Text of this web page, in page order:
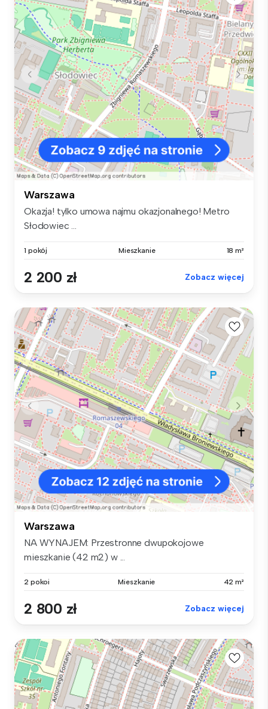
Warszawa
Okazja! tylko umowa najmu okazjonalnego! Metro
Słodowiec ...
1 pokój Mieszkanie 18 m²
2 200 zł Zobacz więcej
Warszawa
NA WYNAJEM: Przestronne dwupokojowe
mieszkanie (42 m2) w ...
2 pokoi Mieszkanie 42 m²
2 800 zł Zobacz więcej